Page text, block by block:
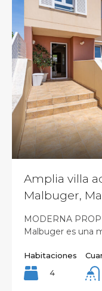
Amplia villa
Malbuger,
MODERNA
Malbuger es una
Habitaciones
4